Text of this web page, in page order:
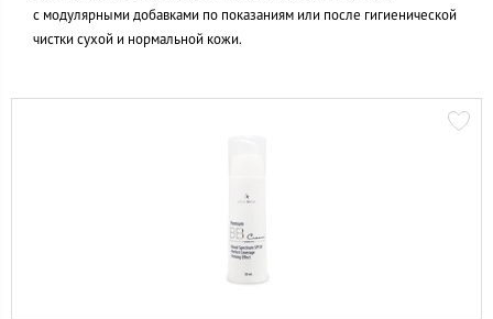
с модулярными добавками по показаниям или после гигиенической
чистки сухой и нормальной кожи.